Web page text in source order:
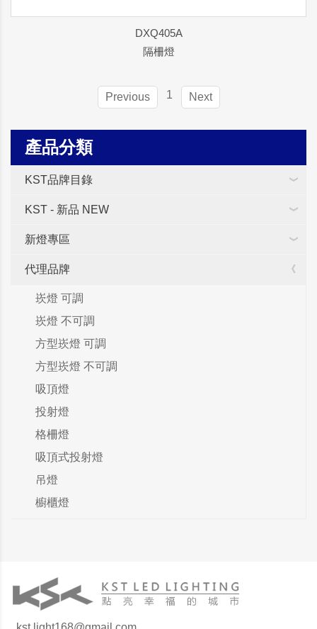
DXQ405A
隔柵燈
Previous 1 Next
產品分類
KST品牌目錄
KST - 新品 NEW
新燈專區
代理品牌
崁燈 可調
崁燈 不可調
方型崁燈 可調
方型崁燈 不可調
吸頂燈
投射燈
格柵燈
吸頂式投射燈
吊燈
櫥櫃燈